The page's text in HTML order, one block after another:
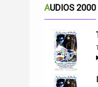
AUDIOS 2000